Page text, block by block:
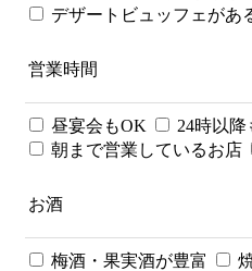
デザートビュッフェがあ
営業時間
昼宴会もOK
24時以
朝まで営業しているお店
お酒
梅酒・果実酒が豊富